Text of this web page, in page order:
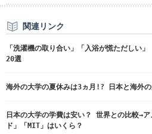
関連リンク
「洗濯機の取り合い」「入浴が慌ただしい
20選
海外の大学の夏休みは3ヵ月!? 日本と海外
日本の大学の学費は安い？ 世界との比較→
ド」「MIT」はいくら？